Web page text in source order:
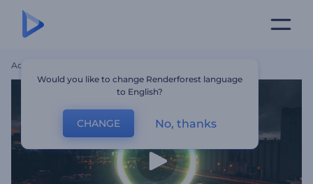
Accueil
Would you like to change Renderforest language
to English?
CHANGE No, thanks